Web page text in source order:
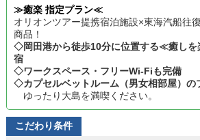
≫癒楽 指定プラン≪
オリオンツアー提携宿泊施設×東海汽船往
商品！
◇岡田港から徒歩10分に位置する≪癒し
宿
◇ワークスペース・フリーWi-Fiも完備
◇カプセルベットルーム（男女相部屋）の
ゆったり大島を満喫ください。
こだわり条件